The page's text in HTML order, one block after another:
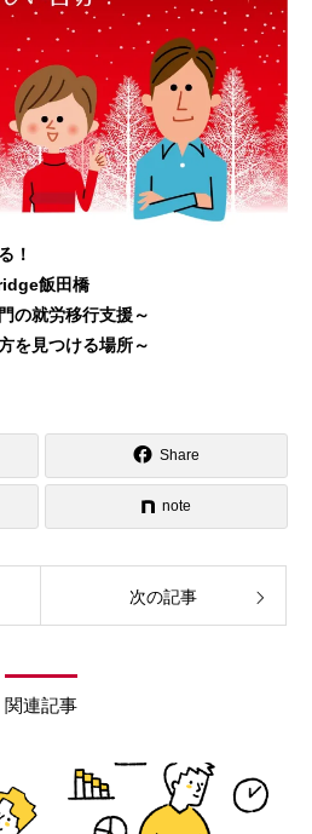
！
飯田橋
の就労移行支援～
を見つける場所～
Share
note
次の記事
関連記事